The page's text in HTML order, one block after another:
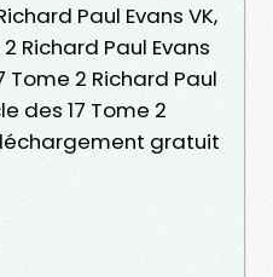
Paul Evans VK,
Richard Paul Evans
Tome 2 Richard Paul
des 17 Tome 2
gratuit